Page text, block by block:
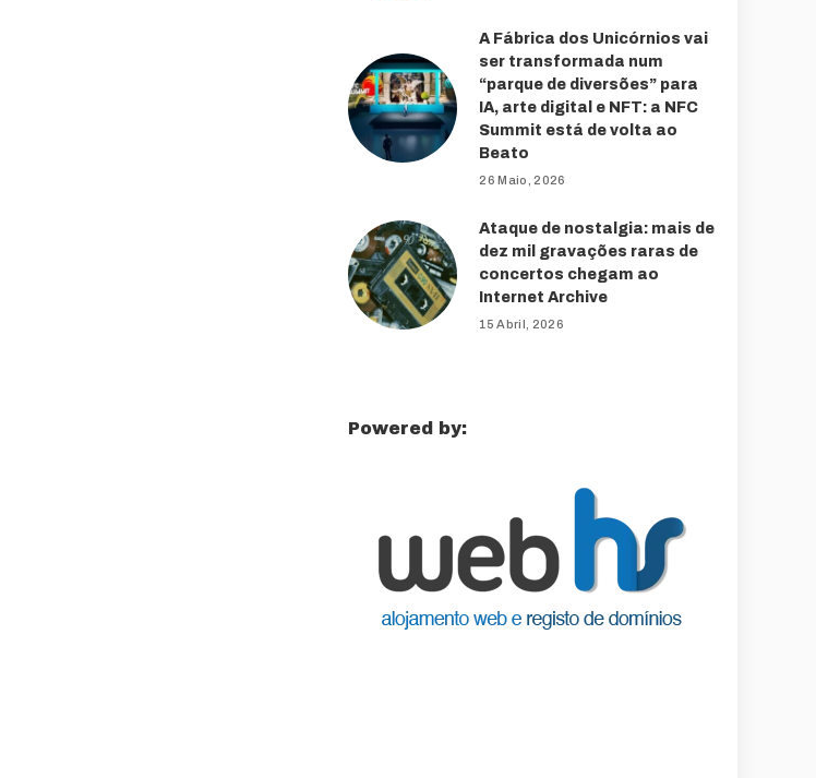
A Fábrica dos Unicórnios vai
ser transformada num
“parque de diversões” para
IA, arte digital e NFT: a NFC
Summit está de volta ao
Beato
26 Maio, 2026
Ataque de nostalgia: mais de
dez mil gravações raras de
concertos chegam ao
Internet Archive
15 Abril, 2026
Powered by: